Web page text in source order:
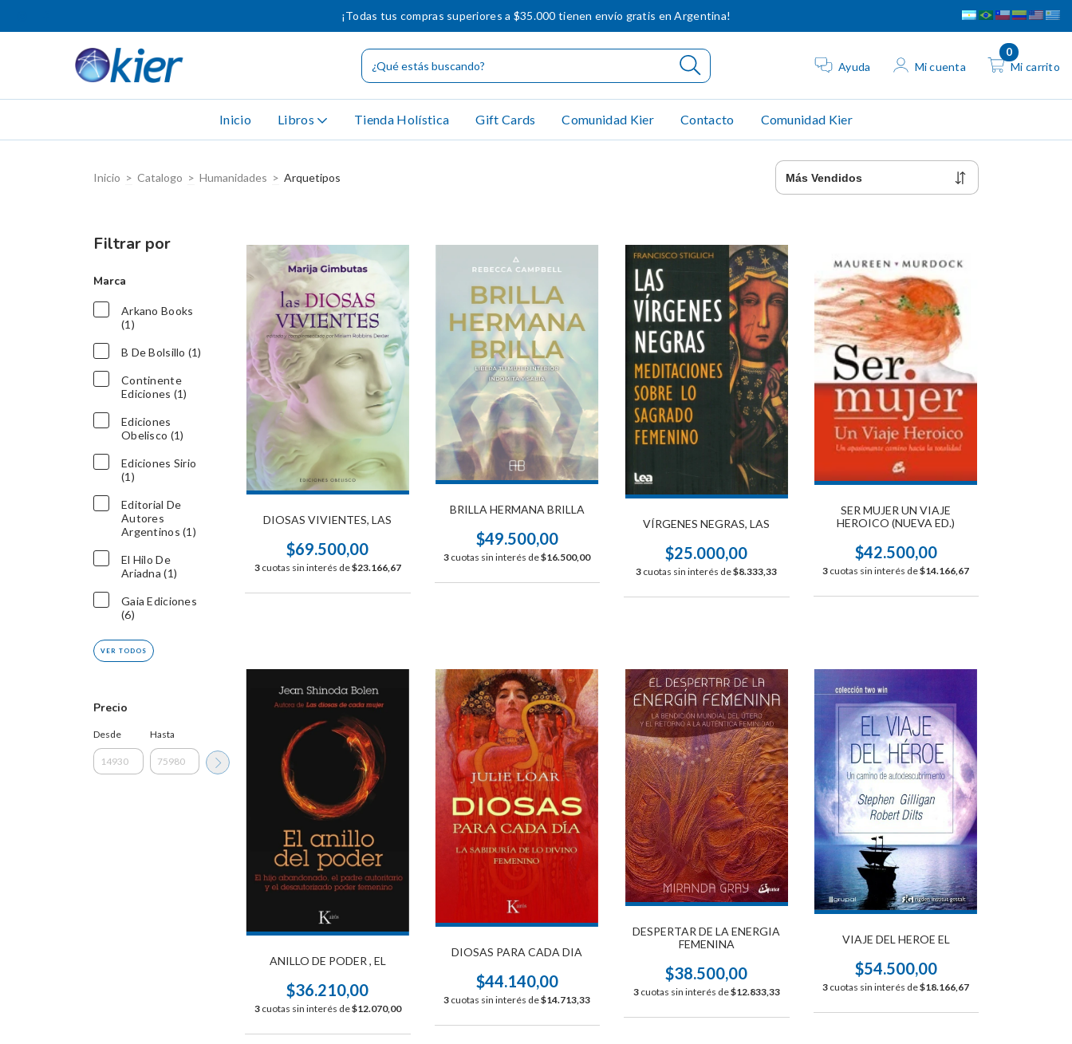
¡Todas tus compras superiores a $35.000 tienen envío gratis en Argentina!
Ayuda Mi cuenta Mi carrito
0
Inicio Libros Tienda Holística Gift Cards Comunidad Kier Contacto Comunidad Kier
Inicio > Catalogo > Humanidades > Arquetipos
Filtrar por
Marca
Arkano Books
(1)
B De Bolsillo (1)
Continente
Ediciones (1)
Ediciones
Obelisco (1)
Ediciones Sirio
(1)
Editorial De
Autores
Argentinos (1)
El Hilo De
Ariadna (1)
Gaia Ediciones
(6)
VER TODOS
Precio
Desde Hasta
DIOSAS VIVIENTES, LAS
$69.500,00
3 cuotas sin interés de$23.166,67
BRILLA HERMANA BRILLA
$49.500,00
3 cuotas sin interés de$16.500,00
VÍRGENES NEGRAS, LAS
$25.000,00
3 cuotas sin interés de$8.333,33
SER MUJER UN VIAJE
HEROICO (NUEVA ED.)
$42.500,00
3 cuotas sin interés de$14.166,67
ANILLO DE PODER , EL
$36.210,00
3 cuotas sin interés de$12.070,00
DIOSAS PARA CADA DIA
$44.140,00
3 cuotas sin interés de$14.713,33
DESPERTAR DE LA ENERGIA
FEMENINA
$38.500,00
3 cuotas sin interés de$12.833,33
VIAJE DEL HEROE EL
$54.500,00
3 cuotas sin interés de$18.166,67